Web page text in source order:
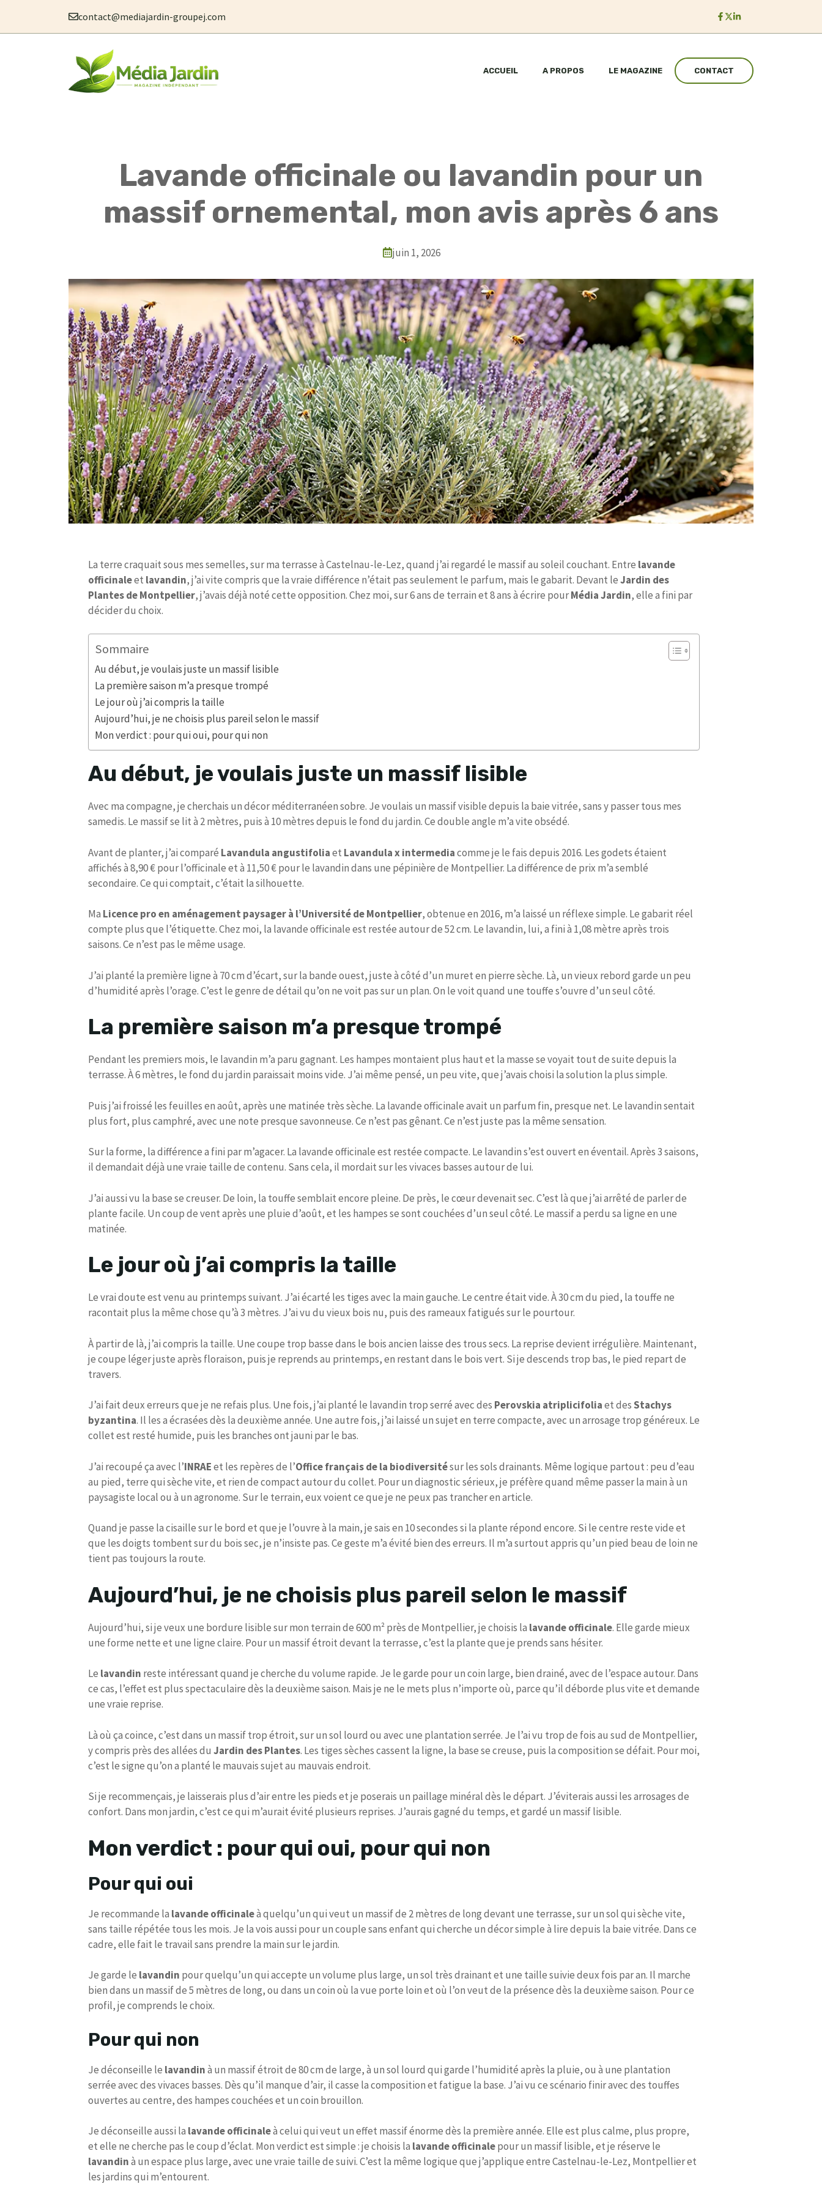
contenu
contact@mediajardin-groupej.com
ACCUEIL A PROPOS LE MAGAZINE CONTACT
Lavande officinale ou lavandin pour un
massif ornemental, mon avis après 6 ans
juin 1, 2026
La terre craquait sous mes semelles, sur ma terrasse à Castelnau-le-Lez, quand j’ai regardé le massif au soleil couchant. Entre lavande
officinaleet lavandin, j’ai vite compris que la vraie différence n’était pas seulement le parfum, mais le gabarit. Devant leJardin des
Plantes de Montpellier, j’avais déjà noté cette opposition. Chez moi, sur 6 ans de terrain et 8 ans à écrire pourMédia Jardin, elle a fini par
décider du choix.
Sommaire
Au début, je voulais juste un massif lisible
La première saison m’a presque trompé
Le jour où j’ai compris la taille
Aujourd’hui, je ne choisis plus pareil selon le massif
Mon verdict : pour qui oui, pour qui non
Au début, je voulais juste un massif lisible
Avec ma compagne, je cherchais un décor méditerranéen sobre. Je voulais un massif visible depuis la baie vitrée, sans y passer tous mes
samedis. Le massif se lit à 2 mètres, puis à 10 mètres depuis le fond du jardin. Ce double angle m’a vite obsédé.
Avant de planter, j’ai comparé Lavandula angustifoliaet Lavandula x intermediacomme je le fais depuis 2016. Les godets étaient
affichés à 8,90 € pour l’officinale et à 11,50 € pour le lavandin dans une pépinière de Montpellier. La différence de prix m’a semblé
secondaire. Ce qui comptait, c’était la silhouette.
Ma Licence pro en aménagement paysager à l’Université de Montpellier, obtenue en 2016, m’a laissé un réflexe simple. Le gabarit réel
compte plus que l’étiquette. Chez moi, la lavande officinale est restée autour de 52 cm. Le lavandin, lui, a fini à 1,08 mètre après trois
saisons. Ce n’est pas le même usage.
J’ai planté la première ligne à 70 cm d’écart, sur la bande ouest, juste à côté d’un muret en pierre sèche. Là, un vieux rebord garde un peu
d’humidité après l’orage. C’est le genre de détail qu’on ne voit pas sur un plan. On le voit quand une touffe s’ouvre d’un seul côté.
La première saison m’a presque trompé
Pendant les premiers mois, le lavandin m’a paru gagnant. Les hampes montaient plus haut et la masse se voyait tout de suite depuis la
terrasse. À 6 mètres, le fond du jardin paraissait moins vide. J’ai même pensé, un peu vite, que j’avais choisi la solution la plus simple.
Puis j’ai froissé les feuilles en août, après une matinée très sèche. La lavande officinale avait un parfum fin, presque net. Le lavandin sentait
plus fort, plus camphré, avec une note presque savonneuse. Ce n’est pas gênant. Ce n’est juste pas la même sensation.
Sur la forme, la différence a fini par m’agacer. La lavande officinale est restée compacte. Le lavandin s’est ouvert en éventail. Après 3 saisons,
il demandait déjà une vraie taille de contenu. Sans cela, il mordait sur les vivaces basses autour de lui.
J’ai aussi vu la base se creuser. De loin, la touffe semblait encore pleine. De près, le cœur devenait sec. C’est là que j’ai arrêté de parler de
plante facile. Un coup de vent après une pluie d’août, et les hampes se sont couchées d’un seul côté. Le massif a perdu sa ligne en une
matinée.
Le jour où j’ai compris la taille
Le vrai doute est venu au printemps suivant. J’ai écarté les tiges avec la main gauche. Le centre était vide. À 30 cm du pied, la touffe ne
racontait plus la même chose qu’à 3 mètres. J’ai vu du vieux bois nu, puis des rameaux fatigués sur le pourtour.
À partir de là, j’ai compris la taille. Une coupe trop basse dans le bois ancien laisse des trous secs. La reprise devient irrégulière. Maintenant,
je coupe léger juste après floraison, puis je reprends au printemps, en restant dans le bois vert. Si je descends trop bas, le pied repart de
travers.
J’ai fait deux erreurs que je ne refais plus. Une fois, j’ai planté le lavandin trop serré avec des Perovskia atriplicifoliaet desStachys
byzantina. Il les a écrasées dès la deuxième année. Une autre fois, j’ai laissé un sujet en terre compacte, avec un arrosage trop généreux. Le
collet est resté humide, puis les branches ont jauni par le bas.
J’ai recoupé ça avec l’INRAEet les repères de l’Office français de la biodiversitésur les sols drainants. Même logique partout : peu d’eau
au pied, terre qui sèche vite, et rien de compact autour du collet. Pour un diagnostic sérieux, je préfère quand même passer la main à un
paysagiste local ou à un agronome. Sur le terrain, eux voient ce que je ne peux pas trancher en article.
Quand je passe la cisaille sur le bord et que je l’ouvre à la main, je sais en 10 secondes si la plante répond encore. Si le centre reste vide et
que les doigts tombent sur du bois sec, je n’insiste pas. Ce geste m’a évité bien des erreurs. Il m’a surtout appris qu’un pied beau de loin ne
tient pas toujours la route.
Aujourd’hui, je ne choisis plus pareil selon le massif
Aujourd’hui, si je veux une bordure lisible sur mon terrain de 600 m² près de Montpellier, je choisis la lavande officinale. Elle garde mieux
une forme nette et une ligne claire. Pour un massif étroit devant la terrasse, c’est la plante que je prends sans hésiter.
Le lavandin reste intéressant quand je cherche du volume rapide. Je le garde pour un coin large, bien drainé, avec de l’espace autour. Dans
ce cas, l’effet est plus spectaculaire dès la deuxième saison. Mais je ne le mets plus n’importe où, parce qu’il déborde plus vite et demande
une vraie reprise.
Là où ça coince, c’est dans un massif trop étroit, sur un sol lourd ou avec une plantation serrée. Je l’ai vu trop de fois au sud de Montpellier,
y compris près des allées du Jardin des Plantes. Les tiges sèches cassent la ligne, la base se creuse, puis la composition se défait. Pour moi,
c’est le signe qu’on a planté le mauvais sujet au mauvais endroit.
Si je recommençais, je laisserais plus d’air entre les pieds et je poserais un paillage minéral dès le départ. J’éviterais aussi les arrosages de
confort. Dans mon jardin, c’est ce qui m’aurait évité plusieurs reprises. J’aurais gagné du temps, et gardé un massif lisible.
Mon verdict : pour qui oui, pour qui non
Pour qui oui
Je recommande la lavande officinaleà quelqu’un qui veut un massif de 2 mètres de long devant une terrasse, sur un sol qui sèche vite,
sans taille répétée tous les mois. Je la vois aussi pour un couple sans enfant qui cherche un décor simple à lire depuis la baie vitrée. Dans ce
cadre, elle fait le travail sans prendre la main sur le jardin.
Je garde le lavandin pour quelqu’un qui accepte un volume plus large, un sol très drainant et une taille suivie deux fois par an. Il marche
bien dans un massif de 5 mètres de long, ou dans un coin où la vue porte loin et où l’on veut de la présence dès la deuxième saison. Pour ce
profil, je comprends le choix.
Pour qui non
Je déconseille le lavandinà un massif étroit de 80 cm de large, à un sol lourd qui garde l’humidité après la pluie, ou à une plantation
serrée avec des vivaces basses. Dès qu’il manque d’air, il casse la composition et fatigue la base. J’ai vu ce scénario finir avec des touffes
ouvertes au centre, des hampes couchées et un coin brouillon.
Je déconseille aussi la lavande officinaleà celui qui veut un effet massif énorme dès la première année. Elle est plus calme, plus propre,
et elle ne cherche pas le coup d’éclat. Mon verdict est simple : je choisis la lavande officinalepour un massif lisible, et je réserve le
lavandinà un espace plus large, avec une vraie taille de suivi. C’est la même logique que j’applique entre Castelnau-le-Lez, Montpellier et
les jardins qui m’entourent.